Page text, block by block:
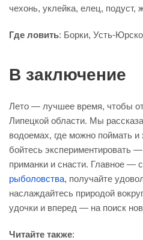
чехонь, уклейка, елец, подуст,
Где ловить: Борки, Усть-
В заключение
Лето — лучшее время, чтобы
Липецкой области. Мы
водоемах, где можно поймать
бойтесь экспериментировать
приманки и снасти. Главное —
рыболовства, получайте
наслаждайтесь природой
удочки и вперед — на поиск
Читайте также: